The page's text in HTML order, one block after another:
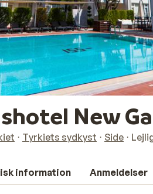
New
Tyrkiets sydkyst Side
information Anmeldelser